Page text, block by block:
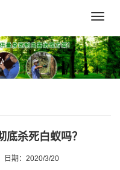
杀死白蚁吗？
日期：2020/3/20